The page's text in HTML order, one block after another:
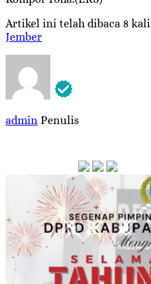
Artikel ini telah dibaca 8 kali
Jember
admin Penulis